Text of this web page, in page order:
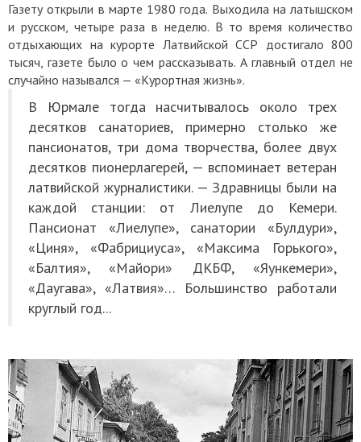
Газету открыли в марте 1980 года. Выходила на латышском
и русском, четыре раза в неделю. В то время количество
отдыхающих на курорте Латвийской ССР достигало 800
тысяч, газете было о чем рассказывать. А главный отдел не
случайно назывался — «Курортная жизнь».
В Юрмале тогда насчитывалось около трех
десятков санаториев, примерно столько же
пансионатов, три дома творчества, более двух
десятков пионерлагерей, — вспоминает ветеран
латвийской журналистики. — Здравницы были на
каждой станции: от Лиелупе до Кемери.
Пансионат «Лиелупе», санатории «Булдури»,
«Циня», «Фабрициуса», «Максима Горького»,
«Балтия», «Майори» ДКБФ, «Яункемери»,
«Даугава», «Латвия»… Большинство работали
круглый год...